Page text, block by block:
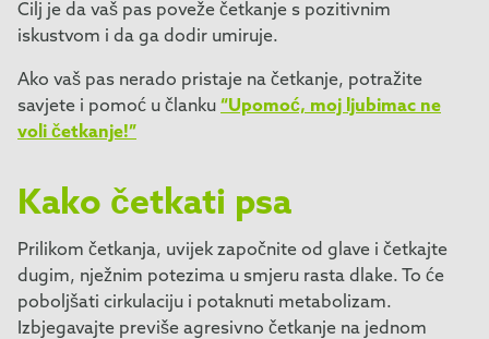
Cilj je da vaš pas poveže četkanje s pozitivnim
iskustvom i da ga dodir umiruje.
Ako vaš pas nerado pristaje na četkanje, potražite
savjete i pomoć u članku “Upomoć, moj ljubimac ne
voli četkanje!”
Kako četkati psa
Prilikom četkanja, uvijek započnite od glave i četkajte
dugim, nježnim potezima u smjeru rasta dlake. To će
poboljšati cirkulaciju i potaknuti metabolizam.
Izbjegavajte previše agresivno četkanje na jednom